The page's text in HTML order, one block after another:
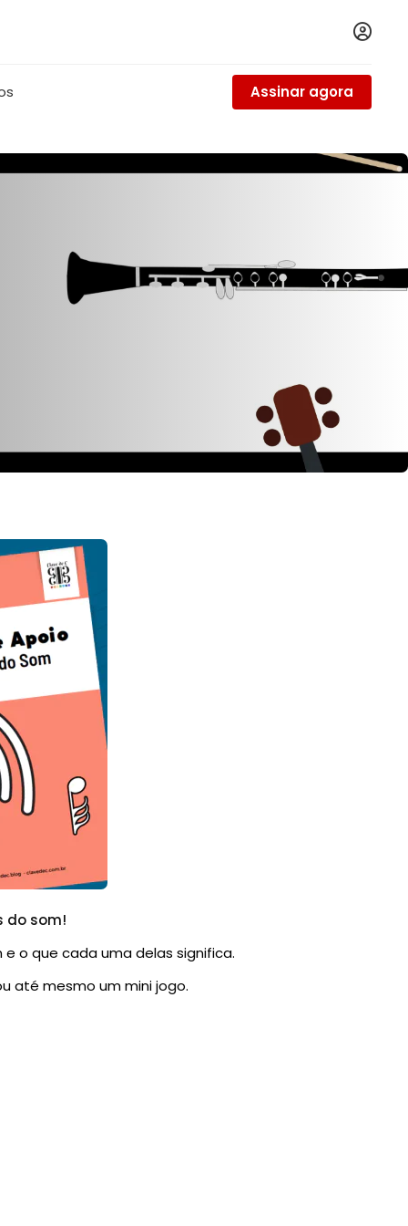
Assinar agora
do som!
o que cada uma delas significa.
até mesmo um mini jogo.